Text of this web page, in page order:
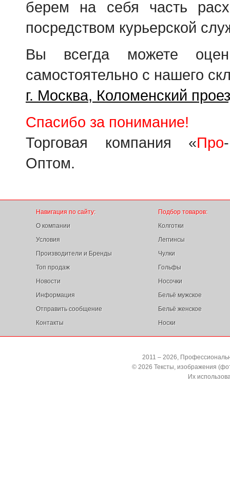
берем на себя часть
посредством курьерской
Вы всегда можете
самостоятельно с нашего
г. Москва, Коломенский
Спасибо за понимание!
Торговая компания «Про
Оптом.
Навигация по сайту:
О компании
Условия
Производители и Бренды
Топ продаж
Новости
Информация
Отправить сообщение
Контакты
Подбор товаров:
Колготки
Леггинсы
Чулки
Гольфы
Носочки
Бельё мужское
Бельё женское
Носки
2011 – 2026,
© 2026 Тексты, изображения
Их